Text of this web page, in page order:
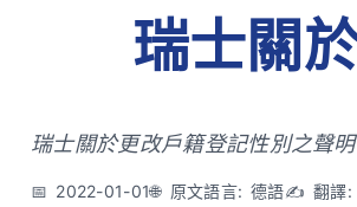
瑞士關
瑞士關於更改戶籍登記性別之聲
📅 2022-01-01🌐 原文語言: 德語✍️ 翻譯: